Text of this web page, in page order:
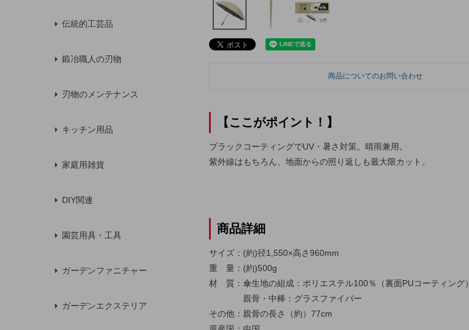
伝統的工芸品
鍛冶職人の刃物
刃物のメンテナンス
キッチン用品
家庭用雑貨
DIY関連
園芸用具・工具
ガーデンファニチャー
ガーデンエクステリア
商品についてのお問い合わせ
【ここがポイント！】
ブラックコーティングでUV・暑さ対策。晴雨兼用。
紫外線はもちろん、地面からの照り返しも最大限カット。
商品詳細
サイズ：(約)径1,550×高さ960mm
重 量：(約)500g
材 質：傘生地の組成：ポリエステル100％（裏面PUコーティング）
親骨・中棒：グラスファイバー
その他：親骨の長さ（約）77cm